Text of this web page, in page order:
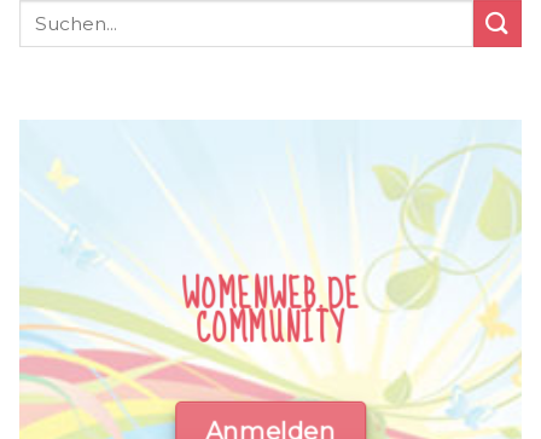
WOMENWEB.DE
COMMUNITY
Anmelden